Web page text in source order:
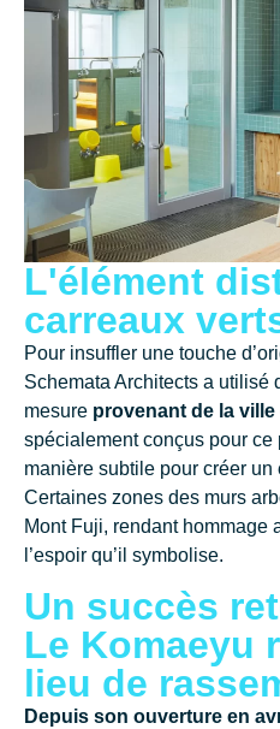
L'élément
carreaux
Pour insuffler une touche
Schemata Architects a utilisé
mesure provenant de la ville
spécialement conçus pour ce
manière subtile pour créer un
Certaines zones des murs
Mont Fuji, rendant hommage
l’espoir qu’il symbolise.
Un succès
Le Komaeyu
lieu de
Depuis son ouverture en